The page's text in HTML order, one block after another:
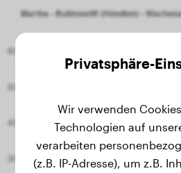
Privatsphäre-
Wir verwenden
Technologien auf
verarbeiten
(z.B. IP-Adresse), um z.B.